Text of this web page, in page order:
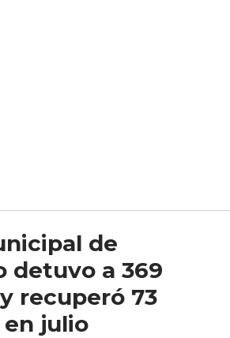
de
detuvo a 369
recuperó 73
julio